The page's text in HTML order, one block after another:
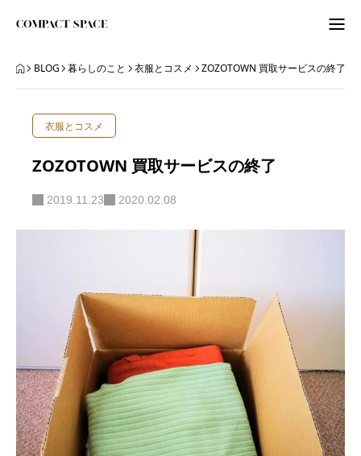
わたしのこと
BLOG
BLOG ABOUT LETTER
ニュースレター
お問い合わせ
BLOG 暮らしのこと 衣服とコスメ ZOZOTOWN 買取サービスの終了
衣服とコスメ
ZOZOTOWN 買取サービスの終了
2019.11.23 2020.02.08